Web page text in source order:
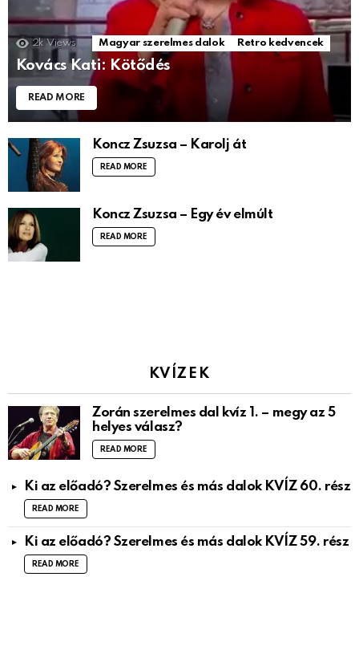
2k Views Magyar szerelmes dalok Retro kedvencek
Kovács Kati: Kötődés
READ MORE
Koncz Zsuzsa – Karolj át
READ MORE
Koncz Zsuzsa – Egy év elmúlt
READ MORE
KVÍZEK
Zorán szerelmes dal kvíz 1. – megy az 5
helyes válasz?
READ MORE
Ki az előadó? Szerelmes és más dalok KVÍZ 60. rész
READ MORE
Ki az előadó? Szerelmes és más dalok KVÍZ 59. rész
READ MORE